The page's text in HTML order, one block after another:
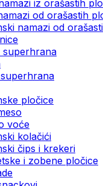
iz orašastih
od orašastih
namazi od
superhrana
pločice
voće
kolačići
čips i krekeri
i zobene pločice